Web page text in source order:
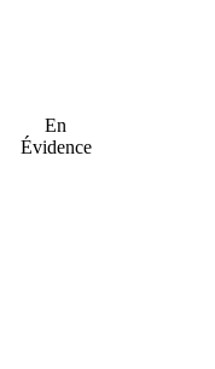
En
Évidence